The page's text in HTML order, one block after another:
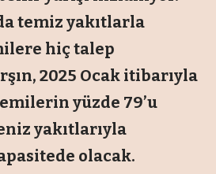
temiz yakıtlarla
hiç talep
2025 Ocak itibarıyla
yüzde 79’u
yakıtlarıyla
olacak.